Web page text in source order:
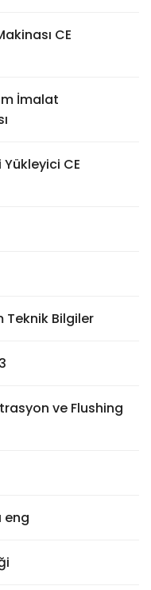
CE
İmalat
CE
Teknik Bilgiler
ve Flushing
eng